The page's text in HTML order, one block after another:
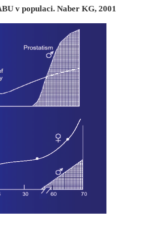
v populaci. Naber KG, 2001